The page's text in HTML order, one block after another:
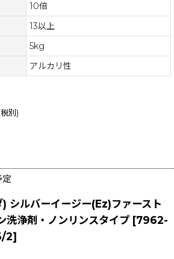
10倍
13以上
5kg
アルカリ性
別)
定
シルバーイージー(Ez)ファースト
浄剤・ノンリンスタイプ [7962-
2]